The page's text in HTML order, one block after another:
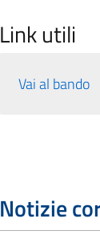
Link utili
Vai al bando
Notizie